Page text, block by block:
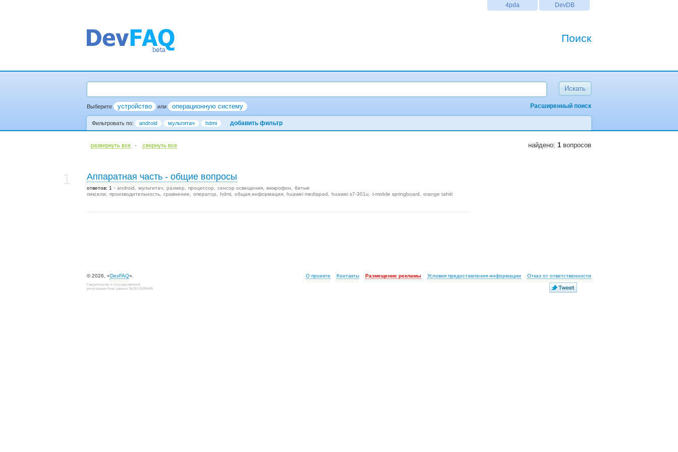
DevDB
4pda
Поиск
Выберите устройство Расширенный поиск
или операционную систему
Фильтровать по: android мультитач hdmi добавить фильтр
развернуть все · cвернуть все найдено: 1 вопросов
Аппаратная часть - общие вопросы
ответов: 1 android мультитач размер процессор сенсор освещения микрофон
битые
пиксели
производительность сравнение оператор hdmi общая информация huawei mediapad huawei s7-301u t-mobile springboard orange tahiti
© 2026, «DevFAQ». О проекте Контакты Размещение рекламы Условия предоставления информации Отказ от ответственности
Свидетельство о государственной
регистрации базы данных №2012620649.